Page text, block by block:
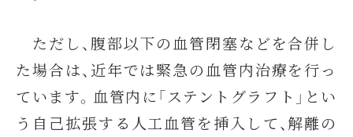
ただし、腹部以下の血管閉塞などを合併し
た場合は、近年では緊急の血管内治療を行っ
ています。血管内に「ステントグラフト」とい
う自己拡張する人工血管を挿入して、解離の